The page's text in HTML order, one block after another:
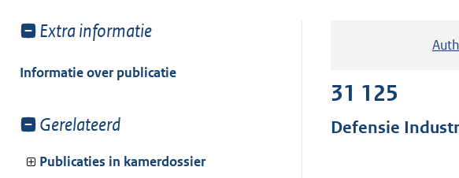
Toon
van:
Extra informatie
Informatie over publicatie
Toon
van:
Gerelateerd
Publicaties in kamerdossier
31 125
Defensie